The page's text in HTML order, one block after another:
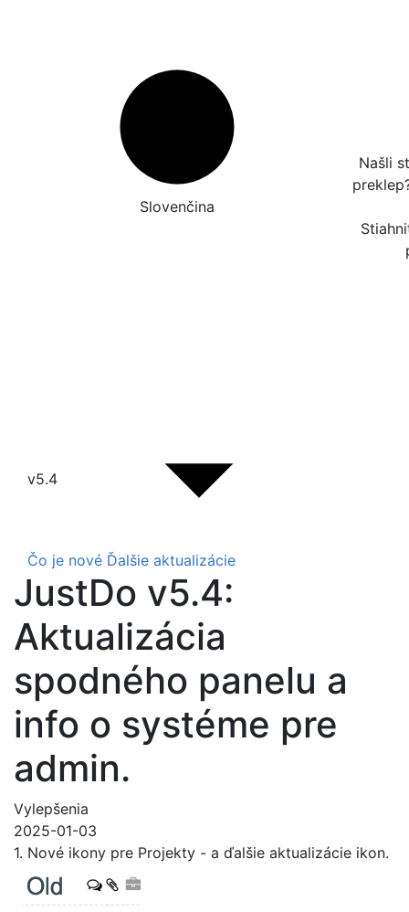
Slovenčina
Našli
v5.4
Čo je nové Ďalšie aktualizácie
JustDo v5.4:
Aktualizácia
spodného panelu a
info o systéme pre
admin.
Vylepšenia
2025-01-03
1. Nové ikony pre Projekty - a ďalšie aktualizácie ikon.